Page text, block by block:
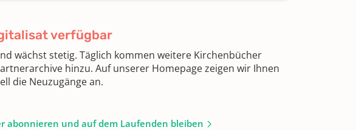
verfügbar
wächst stetig. Täglich kommen weitere Kirchenbücher
hinzu. Auf unserer Homepage zeigen wir Ihnen
die Neuzugänge an.
abonnieren und auf dem Laufenden bleiben